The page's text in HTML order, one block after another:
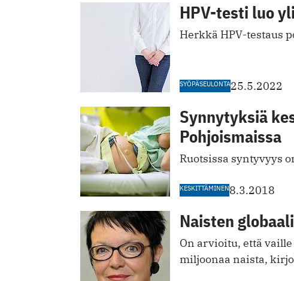
HPV-testi luo
Herkkä HPV-testaus
SYÖPÄSEULONTA25.5.2022
Synnytyksiä
Pohjoismaissa
Ruotsissa syntyvyys
KESKITTÄMINEN8.3.2018
Naisten
On arvioitu, että
miljoonaa naista,